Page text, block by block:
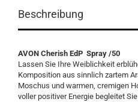
Beschreibung
AVON Cherish EdP Spray /50
Lassen Sie Ihre Weiblichkeit
Komposition aus sinnlich zartem
Moschus und warmen, cremigen
voller positiver Energie begleitet